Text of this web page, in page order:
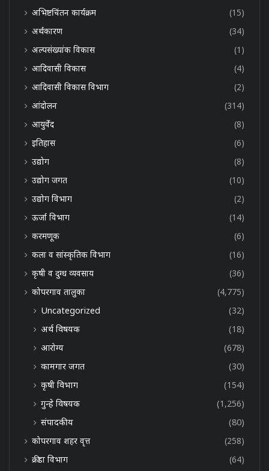
अभिष्टचिंतन कार्यक्रम
(15)
अर्थकारण
(34)
अल्पसंख्यांक विकास
(1)
आदिवासी विकास
(4)
आदिवासी विकास विभाग
(2)
आंदोलन
(314)
आयुर्वेद
(8)
इतिहास
(6)
उद्योग
(8)
उद्योग जगत
(10)
उद्योग विभाग
(2)
ऊर्जा विभाग
(14)
करमणूक
(6)
कला व सांस्कृतिक विभाग
(16)
कृषी व दुग्ध व्यवसाय
(36)
कोपरगाव तालुका
(4,775)
Uncategorized
(32)
अर्थ विषयक
(18)
आरोग्य
(678)
कामगार जगत
(30)
कृषी विभाग
(154)
गुन्हे विषयक
(1,256)
संपादकीय
(80)
कोपरगाव शहर वृत्त
(258)
क्रीडा विभाग
(64)